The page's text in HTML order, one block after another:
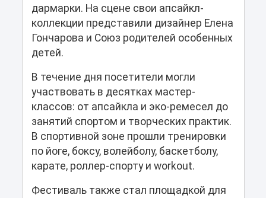
дармарки. На сцене свои апсайкл-
коллекции представили дизайнер Елена
Гончарова и Союз родителей особенных
детей.
В течение дня посетители могли
участвовать в десятках мастер-
классов: от апсайкла и эко-ремесел до
занятий спортом и творческих практик.
В спортивной зоне прошли тренировки
по йоге, боксу, волейболу, баскетболу,
карате, роллер-спорту и workout.
Фестиваль также стал площадкой для